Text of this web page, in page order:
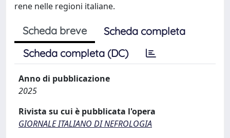
rene nelle regioni italiane.
Scheda breve
Scheda completa
Scheda completa (DC)
Anno di pubblicazione
2025
Rivista su cui è pubblicata l'opera
GIORNALE ITALIANO DI NEFROLOGIA